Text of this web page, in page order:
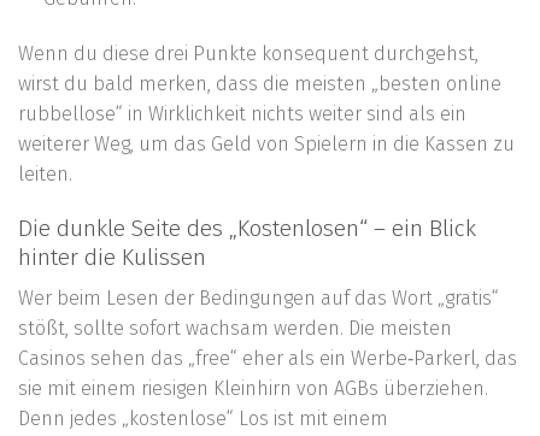
Wenn du diese drei Punkte konsequent durchgehst,
wirst du bald merken, dass die meisten „besten online
rubbellose“ in Wirklichkeit nichts weiter sind als ein
weiterer Weg, um das Geld von Spielern in die Kassen zu
leiten.
Die dunkle Seite des „Kostenlosen“ – ein Blick
hinter die Kulissen
Wer beim Lesen der Bedingungen auf das Wort „gratis“
stößt, sollte sofort wachsam werden. Die meisten
Casinos sehen das „free“ eher als ein Werbe‑Parkerl, das
sie mit einem riesigen Kleinhirn von AGBs überziehen.
Denn jedes „kostenlose“ Los ist mit einem